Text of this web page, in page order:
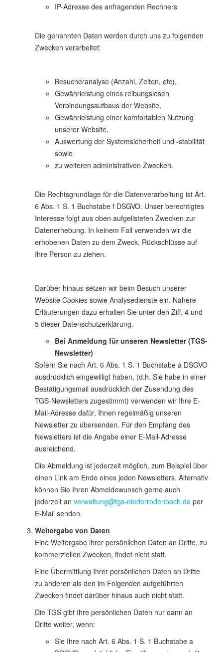
IP-Adresse des anfragenden Rechners
Die genannten Daten werden durch uns zu folgenden
Zwecken verarbeitet:
Besucheranalyse (Anzahl, Zeiten, etc),
Gewährleistung eines reibungslosen
Verbindungsaufbaus der Website,
Gewährleistung einer komfortablen Nutzung
unserer Website,
Auswertung der Systemsicherheit und -stabilität
sowie
zu weiteren administrativen Zwecken.
Die Rechtsgrundlage für die Datenverarbeitung ist Art.
6 Abs. 1 S. 1 Buchstabe f DSGVO. Unser berechtigtes
Interesse folgt aus oben aufgelisteten Zwecken zur
Datenerhebung. In keinem Fall verwenden wir die
erhobenen Daten zu dem Zweck, Rückschlüsse auf
Ihre Person zu ziehen.
Darüber hinaus setzen wir beim Besuch unserer
Website Cookies sowie Analysedienste ein. Nähere
Erläuterungen dazu erhalten Sie unter den Ziff. 4 und
5 dieser Datenschutzerklärung.
Bei Anmeldung für unseren Newsletter (TGS-
Newsletter)
Sofern Sie nach Art. 6 Abs. 1 S. 1 Buchstabe a DSGVO
ausdrücklich eingewilligt haben, (d.h. Sie habe in einer
Bestätigungsmail ausdrücklich der Zusendung des
TGS-Newsletters zugestimmt) verwenden wir Ihre E-
Mail-Adresse dafür, Ihnen regelmäßig unseren
Newsletter zu übersenden. Für den Empfang des
Newsletters ist die Angabe einer E-Mail-Adresse
ausreichend.
Die Abmeldung ist jederzeit möglich, zum Beispiel über
einen Link am Ende eines jeden Newsletters. Alternativ
können Sie Ihren Abmeldewunsch gerne auch
jederzeit an verwaltung@tgs-niederrodenbach.de per
E-Mail senden.
Weitergabe von Daten
Eine Weitergabe ihrer persönlichen Daten an Dritte, zu
kommerziellen Zwecken, findet nicht statt.
Eine Übermittlung Ihrer persönlichen Daten an Dritte
zu anderen als den im Folgenden aufgeführten
Zwecken findet darüber hinaus auch nicht statt.
Die TGS gibt Ihre persönlichen Daten nur dann an
Dritte weiter, wenn:
Sie Ihre nach Art. 6 Abs. 1 S. 1 Buchstabe a